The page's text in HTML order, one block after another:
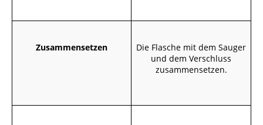
Zusammensetzen
Die Flasche mit dem Sauger
und dem Verschluss
zusammensetzen.